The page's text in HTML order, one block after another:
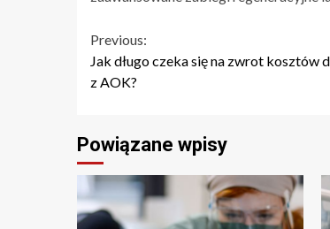
Continue
Reading
Previous:
Jak długo czeka się na zwrot kosztów
z AOK?
Powiązane wpisy